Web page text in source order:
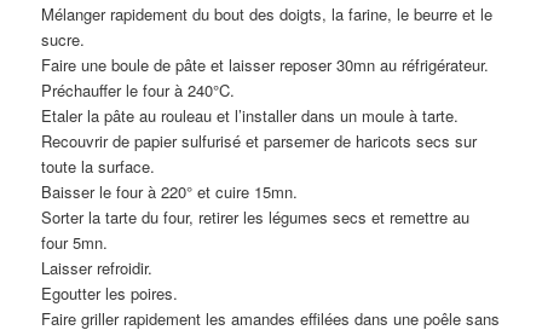
Mélanger rapidement du bout des doigts, la farine, le beurre et le
sucre.
Faire une boule de pâte et laisser reposer 30mn au réfrigérateur.
Préchauffer le four à 240°C.
Etaler la pâte au rouleau et l’installer dans un moule à tarte.
Recouvrir de papier sulfurisé et parsemer de haricots secs sur
toute la surface.
Baisser le four à 220° et cuire 15mn.
Sorter la tarte du four, retirer les légumes secs et remettre au
four 5mn.
Laisser refroidir.
Egoutter les poires.
Faire griller rapidement les amandes effilées dans une poêle sans